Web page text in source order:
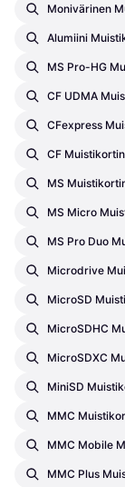
Monivärinen
Alumiini
MS Pro-HG
CF UDMA
CFexpress
CF
MS
MS Micro
MS Pro Duo
Microdrive
MicroSD
MicroSDHC
MicroSDXC
MiniSD
MMC
MMC Mobile
MMC Plus